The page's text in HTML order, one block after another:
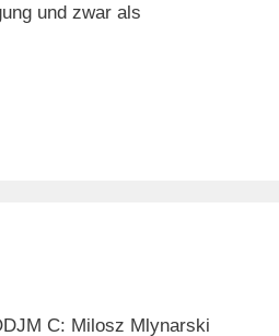
und zwar als
C: Milosz Mlynarski